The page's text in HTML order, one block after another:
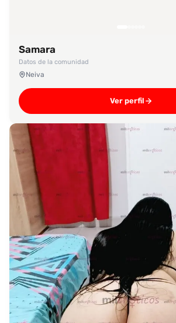
Samara
Datos de la comunidad
Neiva
Ver perfil